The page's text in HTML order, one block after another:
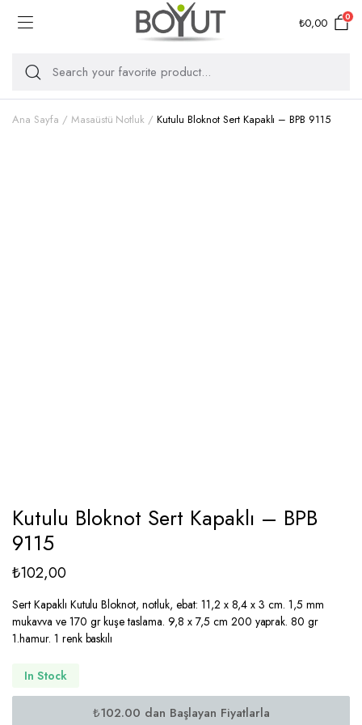
₺0,00 0
Ana Sayfa Masaüstü Notluk Kutulu Bloknot Sert Kapaklı – BPB 9115
Kutulu Bloknot Sert Kapaklı – BPB
9115
₺102,00
Sert Kapaklı Kutulu Bloknot, notluk, ebat: 11,2 x 8,4 x 3 cm. 1,5 mm
mukavva ve 170 gr kuşe taslama. 9,8 x 7,5 cm 200 yaprak. 80 gr
1.hamur. 1 renk baskılı
In Stock